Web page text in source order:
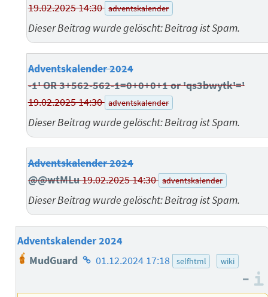
19.02.2025 14:30 adventskalender
Dieser Beitrag wurde gelöscht: Beitrag ist Spam.
Adventskalender 2024
-1' OR 3+562-562-1=0+0+0+1 or 'qs3bwytk'='
19.02.2025 14:30 adventskalender
Dieser Beitrag wurde gelöscht: Beitrag ist Spam.
Adventskalender 2024
@@wtMLu19.02.2025 14:30 adventskalender
Dieser Beitrag wurde gelöscht: Beitrag ist Spam.
Adventskalender 2024
MudGuard Homepage
Autors
01.12.2024 17:18 selfhtml wiki
–